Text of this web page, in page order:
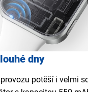
dny
potěší i velmi